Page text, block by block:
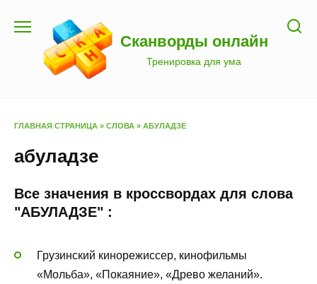
содержанию
Сканворды онлайн
Тренировка для ума
ГЛАВНАЯ СТРАНИЦА » СЛОВА » АБУЛАДЗЕ
абуладзе
Все значения в кроссвордах для слова
"АБУЛАДЗЕ" :
Грузинский кинорежиссер, кинофильмы
«Мольба», «Покаяние», «Древо желаний».